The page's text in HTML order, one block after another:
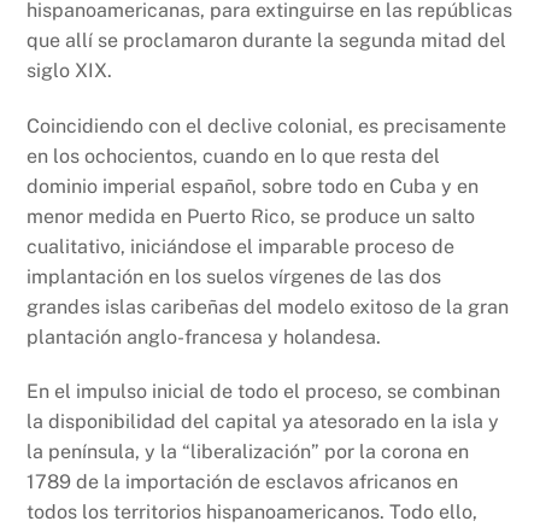
hispanoamericanas, para extinguirse en las repúblicas
que allí se proclamaron durante la segunda mitad del
siglo XIX.
Coincidiendo con el declive colonial, es precisamente
en los ochocientos, cuando en lo que resta del
dominio imperial español, sobre todo en Cuba y en
menor medida en Puerto Rico, se produce un salto
cualitativo, iniciándose el imparable proceso de
implantación en los suelos vírgenes de las dos
grandes islas caribeñas del modelo exitoso de la gran
plantación anglo-francesa y holandesa.
En el impulso inicial de todo el proceso, se combinan
la disponibilidad del capital ya atesorado en la isla y
la península, y la “liberalización” por la corona en
1789 de la importación de esclavos africanos en
todos los territorios hispanoamericanos. Todo ello,